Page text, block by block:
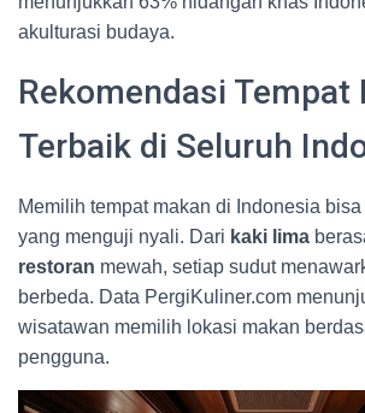
akulturasi budaya.
Rekomendasi Tempat
Terbaik di Seluruh
Memilih tempat makan di Indonesia
yang menguji nyali. Dari kaki lima
restoran mewah, setiap sudut
berbeda. Data PergiKuliner.com
wisatawan memilih lokasi makan
pengguna.